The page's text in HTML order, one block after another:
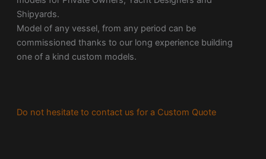
Shipyards.
Model of any vessel, from any period can be
commissioned thanks to our long experience building
one of a kind custom models.
Do not hesitate to contact us for a Custom Quote